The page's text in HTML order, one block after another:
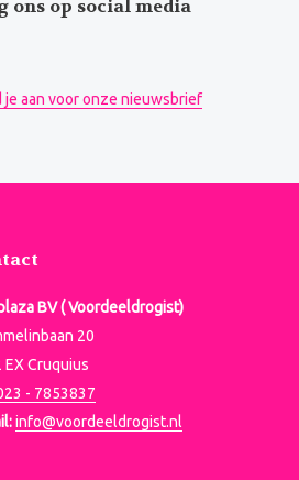
ons op social media
je aan voor onze nieuwsbrief
BV ( Voordeeldrogist)
20
EX Cruquius
- 7853837
info@voordeeldrogist.nl